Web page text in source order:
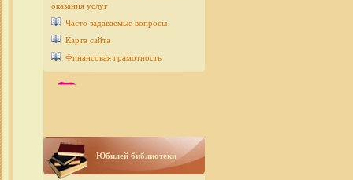
оказания услуг
Часто задаваемые вопросы
Карта сайта
Финансовая грамотность
Юбилей библиотеки